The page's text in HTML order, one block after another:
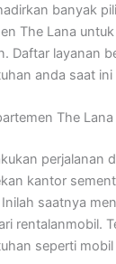
banyak
The Lana
Daftar layanan
anda saat ini
The Lana
perjalanan
kantor
saatnya
rentalanmobil.
seperti mobil